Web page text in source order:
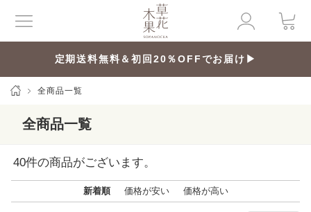
定期送料無料＆初回20％OFFでお届け▶
全商品一覧
全商品一覧
40件の商品がございます。
新着順 価格が安い 価格が高い